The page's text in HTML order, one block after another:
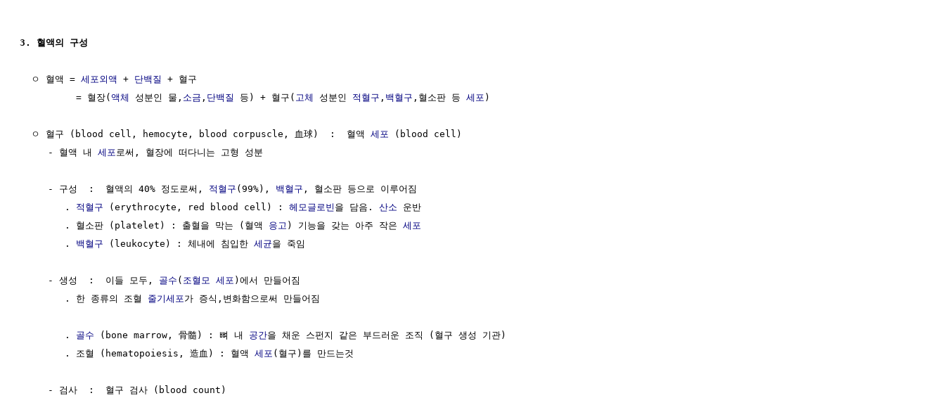
3. 혈액의 구성
  ㅇ 혈액 =
세포외액 + 단백질
+ 혈구
          = 혈장(
액체 성분인 물, 소금 , 단백질 등) + 혈구( 고체 성분인 적혈구 , 백혈구 ,혈소판 등 세포 )
  ㅇ 혈구 (blood cell, hemocyte, blood corpuscle, 血球)  :  혈액
세포 (blood cell)
     - 혈액 내
세포 로써, 혈장에 떠다니는 고형 성분
     - 구성  :  혈액의 40% 정도로써,
적혈구 (99%), 백혈구 , 혈소판 등으로 이루어짐
        .
적혈구 (erythrocyte, red blood cell) : 헤모글로빈 을 담음. 산소 운반
        . 혈소판 (platelet) : 출혈을 막는 (혈액
응고 ) 기능을 갖는 아주 작은 세포
        .
백혈구 (leukocyte) : 체내에 침입한 세균을 죽임
     - 생성  :  이들 모두,
골수 ( 조혈모 세포 )에서 만들어짐
        . 한 종류의 조혈
줄기세포가 증식,변화함으로써 만들어짐
        .
골수 (bone marrow, 骨髓) : 뼈 내 공간을 채운 스펀지 같은 부드러운 조직 (혈구 생성 기관)
        . 조혈 (hematopoiesis, 造血) : 혈액
세포 (혈구)를 만드는것
     - 검사  :  혈구 검사 (blood count)